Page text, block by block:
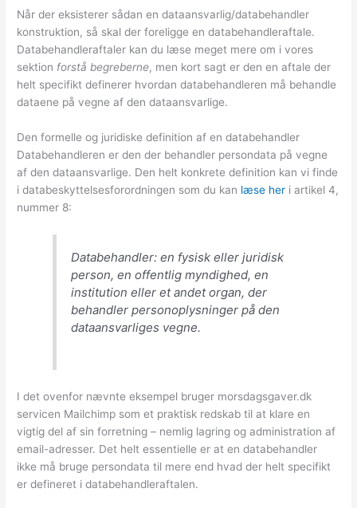
Når der eksisterer sådan en dataansvarlig/databehandler
konstruktion, så skal der foreligge en databehandleraftale.
Databehandleraftaler kan du læse meget mere om i vores
sektion forstå begreberne, men kort sagt er den en aftale der
helt specifikt definerer hvordan databehandleren må behandle
dataene på vegne af den dataansvarlige.
Den formelle og juridiske definition af en databehandler
Databehandleren er den der behandler persondata på vegne
af den dataansvarlige. Den helt konkrete definition kan vi finde
i databeskyttelsesforordningen som du kan læse her i artikel 4,
nummer 8:
Databehandler: en fysisk eller juridisk
person, en offentlig myndighed, en
institution eller et andet organ, der
behandler personoplysninger på den
dataansvarliges vegne.
I det ovenfor nævnte eksempel bruger morsdagsgaver.dk
servicen Mailchimp som et praktisk redskab til at klare en
vigtig del af sin forretning – nemlig lagring og administration af
email-adresser. Det helt essentielle er at en databehandler
ikke må bruge persondata til mere end hvad der helt specifikt
er defineret i databehandleraftalen.